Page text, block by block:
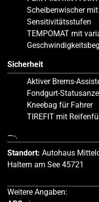
Scheibenwischer
Sensitivitätsstufen
TEMPOMAT mit
Sicherheit
Aktiver Brems-
Fondgurt-
Kneebag für Fahrer
TIREFIT mit
—-.
Standort: Autohaus
Haltern am See 45721
Weitere Angaben: